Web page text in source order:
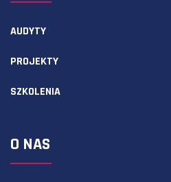
AUDYTY
PROJEKTY
SZKOLENIA
O NAS